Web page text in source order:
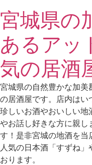
to
content
宮城県の
あるアッ
気の居酒
宮城県の自然豊かな加
の居酒屋です。店内はい
珍しいお酒やおいしい地
やお話し好きな方に親
す！是非宮城の地酒を当
人気の日本酒「すずね
おります。